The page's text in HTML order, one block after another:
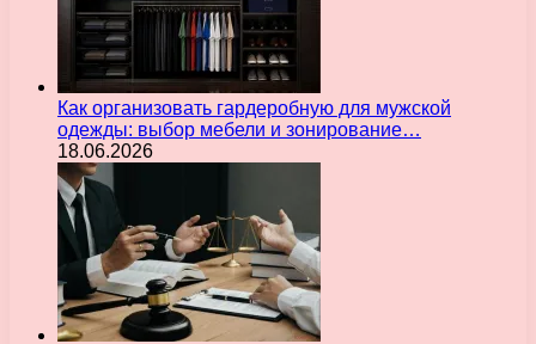
Как организовать гардеробную для мужской
одежды: выбор мебели и зонирование…
18.06.2026